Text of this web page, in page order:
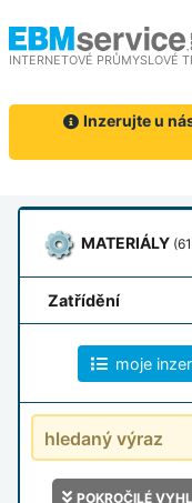
INTERNETOVÉ PRŮMYSLOVÉ
Inzerujte u
MATERIÁLY
zatřídění
moje
POKROČILÉ